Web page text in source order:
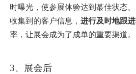
时曝光，使参展体验达到蕞佳状态
收集到的客户信息， 进行及时地跟
率，让展会成为了成单的重要渠道。
3、展会后